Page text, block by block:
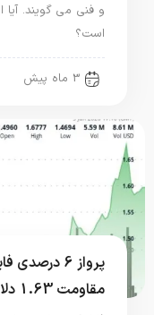
و فنی می گویند. آیا
است؟
3 ماه پیش
پرواز 6
مقاومت 1.63 دلار